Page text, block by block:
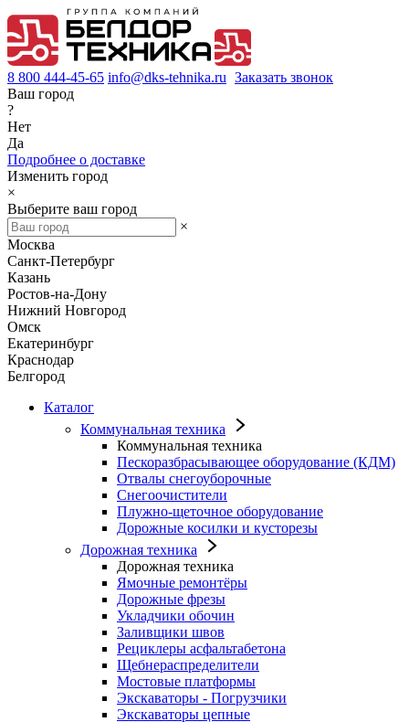
8 800 444-45-65 info@dks-tehnika.ru Заказать звонок
Ваш город
?
Нет
Да
Подробнее о доставке
Изменить город
×
Выберите ваш город
×
Москва
Санкт-Петербург
Казань
Ростов-на-Дону
Нижний Новгород
Омск
Екатеринбург
Краснодар
Белгород
Каталог
Коммунальная техника
Коммунальная техника
Пескоразбрасывающее оборудование (КДМ)
Отвалы снегоуборочные
Снегоочистители
Плужно-щеточное оборудование
Дорожные косилки и кусторезы
Дорожная техника
Дорожная техника
Ямочные ремонтёры
Дорожные фрезы
Укладчики обочин
Заливщики швов
Рециклеры асфальтабетона
Щебнераспределители
Мостовые платформы
Экскаваторы - Погрузчики
Экскаваторы цепные